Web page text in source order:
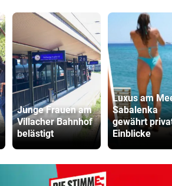
Junge Frauen am
Villacher Bahnhof
belästigt
Luxus am
Sabalenka
gewährt
Einblicke